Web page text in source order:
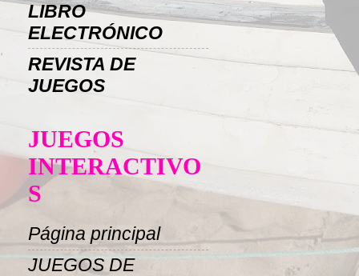
LIBRO
ELECTRÓNICO
REVISTA DE
JUEGOS
JUEGOS
INTERACTIVO
S
Página principal
JUEGOS DE